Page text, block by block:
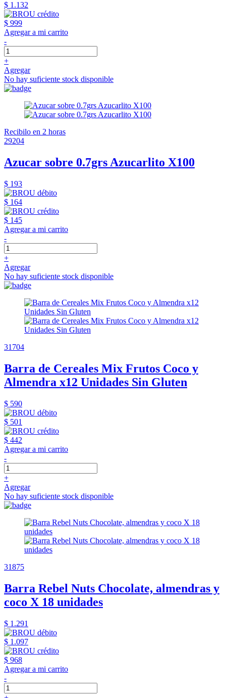
$ 1.132
$ 999
Agregar a mi carrito
-
+
Agregar
No hay suficiente stock disponible
Recibilo en 2 horas
29204
Azucar sobre 0.7grs Azucarlito X100
$ 193
$ 164
$ 145
Agregar a mi carrito
-
+
Agregar
No hay suficiente stock disponible
31704
Barra de Cereales Mix Frutos Coco y
Almendra x12 Unidades Sin Gluten
$ 590
$ 501
$ 442
Agregar a mi carrito
-
+
Agregar
No hay suficiente stock disponible
31875
Barra Rebel Nuts Chocolate, almendras y
coco X 18 unidades
$ 1.291
$ 1.097
$ 968
Agregar a mi carrito
-